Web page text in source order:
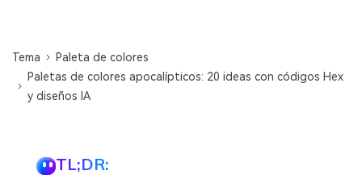
Tema
Paleta de colores
Paletas de colores apocalípticos: 20 ideas con códigos Hex
y diseños IA
TL;DR: